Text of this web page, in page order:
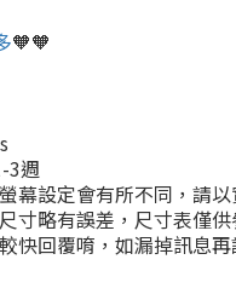
🧡🧡
3週
幕設定會有所不同，請
寸略有誤差，尺寸表僅
快回覆唷，如漏掉訊息